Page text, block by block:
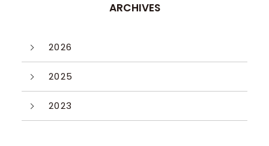
ARCHIVES
2026
2025
2023